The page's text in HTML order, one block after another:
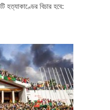
হত্যাকাণ্ডের বিচার হবে: